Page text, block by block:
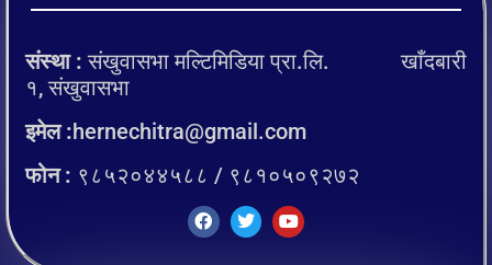
संस्था : संखुवासभा मल्टिमिडिया प्रा.लि. खाँदबारी
१, संखुवासभा
इमेल :hernechitra@gmail.com
फोन : ९८५२०४४५८८ / ९८१०५०९२७२